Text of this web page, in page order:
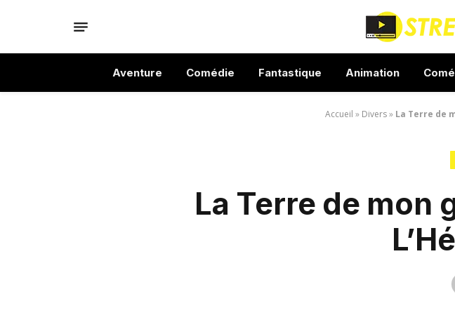
Aventure Comédie Fantastique Animation
Accueil » Divers» La Terre de
La Terre de mon